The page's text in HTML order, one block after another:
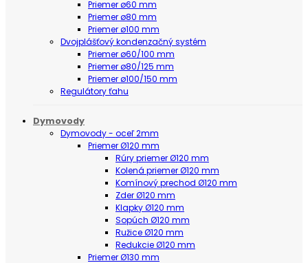
Priemer ø60 mm
Priemer ø80 mm
Priemer ø100 mm
Dvojplášťový kondenzačný systém
Priemer ø60/100 mm
Priemer ø80/125 mm
Priemer ø100/150 mm
Regulátory ťahu
Dymovody
Dymovody - oceľ 2mm
Priemer Ø120 mm
Rúry priemer Ø120 mm
Kolená priemer Ø120 mm
Komínový prechod Ø120 mm
Zder Ø120 mm
Klapky Ø120 mm
Sopúch Ø120 mm
Ružice Ø120 mm
Redukcie Ø120 mm
Priemer Ø130 mm